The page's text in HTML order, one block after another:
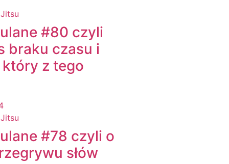
#80 czyli
braku czasu i
z tego
#78 czyli o
słów